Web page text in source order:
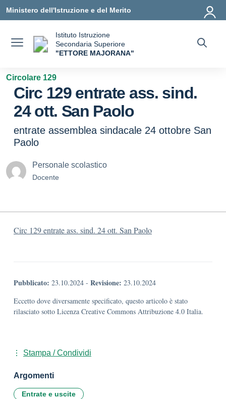
Ministero dell'Istruzione e del Merito
Istituto Istruzione
Secondaria Superiore
"ETTORE MAJORANA"
Circolare 129
Circ 129 entrate ass. sind.
24 ott. San Paolo
entrate assemblea sindacale 24 ottobre San
Paolo
Personale scolastico
Docente
Circ 129 entrate ass. sind. 24 ott. San Paolo
Pubblicato: 23.10.2024 - Revisione: 23.10.2024
Eccetto dove diversamente specificato, questo articolo è stato
rilasciato sotto Licenza Creative Commons Attribuzione 4.0 Italia.
Stampa / Condividi
Argomenti
Entrate e uscite